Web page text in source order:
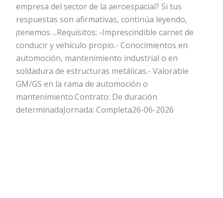
empresa del sector de la aeroespacial? Si tus
respuestas son afirmativas, continúa leyendo,
¡tenemos ...Requisitos: -Imprescindible carnet de
conducir y vehículo propio.- Conocimientos en
automoción, mantenimiento industrial o en
soldadura de estructuras metálicas.- Valorable
GM/GS en la rama de automoción o
mantenimiento.Contrato: De duración
determinadaJornada: Completa26-06-2026